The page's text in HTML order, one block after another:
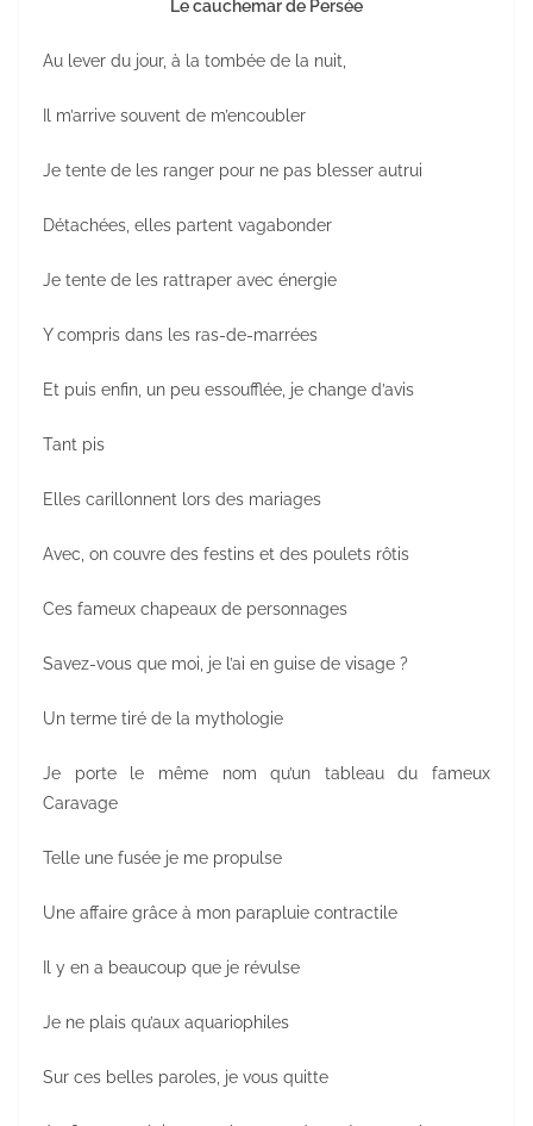
Le cauchemar de Persée
Au lever du jour, à la tombée de la nuit,
Il m’arrive souvent de m’encoubler
Je tente de les ranger pour ne pas blesser autrui
Détachées, elles partent vagabonder
Je tente de les rattraper avec énergie
Y compris dans les ras-de-marrées
Et puis enfin, un peu essoufflée, je change d’avis
Tant pis
Elles carillonnent lors des mariages
Avec, on couvre des festins et des poulets rôtis
Ces fameux chapeaux de personnages
Savez-vous que moi, je l’ai en guise de visage ?
Un terme tiré de la mythologie
Je porte le même nom qu’un tableau du fameux
Caravage
Telle une fusée je me propulse
Une affaire grâce à mon parapluie contractile
Il y en a beaucoup que je révulse
Je ne plais qu’aux aquariophiles
Sur ces belles paroles, je vous quitte